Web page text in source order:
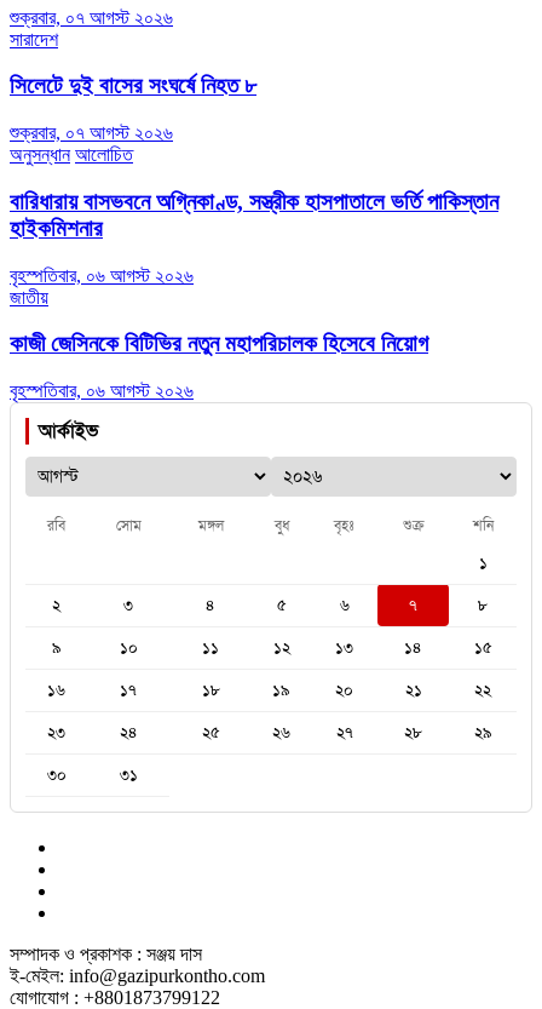
শুক্রবার, ০৭ আগস্ট ২০২৬
সারাদেশ
সিলেটে দুই বাসের সংঘর্ষে নিহত ৮
শুক্রবার, ০৭ আগস্ট ২০২৬
অনুসন্ধান আলোচিত
বারিধারায় বাসভবনে অগ্নিকাণ্ড, সস্ত্রীক হাসপাতালে ভর্তি পাকিস্তান
হাইকমিশনার
বৃহস্পতিবার, ০৬ আগস্ট ২০২৬
জাতীয়
কাজী জেসিনকে বিটিভির নতুন মহাপরিচালক হিসেবে নিয়োগ
বৃহস্পতিবার, ০৬ আগস্ট ২০২৬
আর্কাইভ
রবি সোম মঙ্গল বুধ বৃহঃ শুক্র শনি
১
২
৩ ৪ ৫ ৬ ৭
৮
৯
১০ ১১ ১২ ১৩ ১৪
১৫
১৬
১৭ ১৮ ১৯ ২০ ২১
২২
২৩
২৪ ২৫ ২৬ ২৭ ২৮
২৯
৩০
৩১
সম্পাদক ও প্রকাশক : সঞ্জয় দাস
ই-মেইল: info@gazipurkontho.com
যোগাযোগ : +8801873799122